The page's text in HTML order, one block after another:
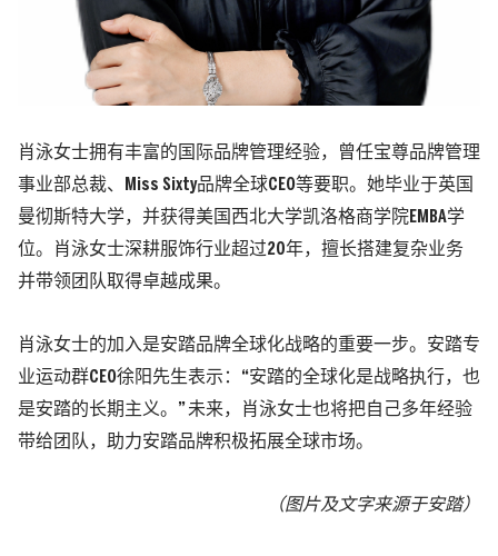
肖泳女士拥有丰富的国际品牌管理经验，曾任宝尊品牌管理
事业部总裁、Miss Sixty品牌全球CEO等要职。她毕业于英国
曼彻斯特大学，并获得美国西北大学凯洛格商学院EMBA学
位。肖泳女士深耕服饰行业超过20年，擅长搭建复杂业务
并带领团队取得卓越成果。
肖泳女士的加入是安踏品牌全球化战略的重要一步。安踏专
业运动群CEO徐阳先生表示：“安踏的全球化是战略执行，也
是安踏的长期主义。” 未来，肖泳女士也将把自己多年经验
带给团队，助力安踏品牌积极拓展全球市场。
（图片及文字来源于安踏）